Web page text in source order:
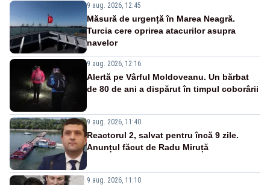
9 aug. 2026, 12:45
Măsură de urgență în Marea Neagră.
Turcia cere oprirea atacurilor asupra
navelor
9 aug. 2026, 12:16
Alertă pe Vârful Moldoveanu. Un bărbat
de 80 de ani a dispărut în timpul coborârii
9 aug. 2026, 11:40
Reactorul 2, salvat pentru încă 9 zile.
Anunțul făcut de Radu Miruță
9 aug. 2026, 11:10